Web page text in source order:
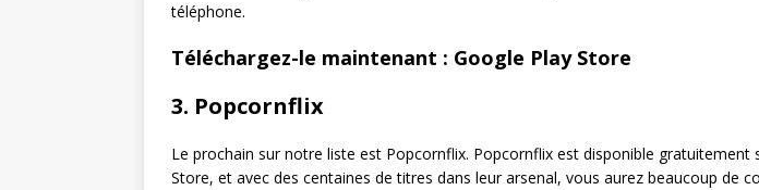
téléphone.
Téléchargez-le maintenant : Google Play Store
3. Popcornflix
Le prochain sur notre liste est Popcornflix. Popcornflix est disponible gratuitement
Store, et avec des centaines de titres dans leur arsenal, vous aurez beaucoup de